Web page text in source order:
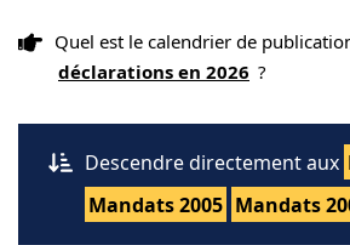
Quel est le calendrier de
déclarations en 2026 ?
Descendre directement aux
Mandats 2005 Mandats